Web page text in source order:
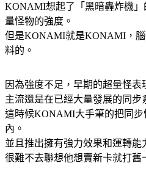
KONAMI想起了「黑暗轟炸機
量怪物的強度。
但是KONAMI就是KONAMI，
料的。
因為強度不足，早期的超量怪表
主流還是在已經大量發展的同步
這時候KONAMI大手筆的把同
內。
並且推出擁有強力效果和運轉能
很難不去聯想他想賣新卡就打舊